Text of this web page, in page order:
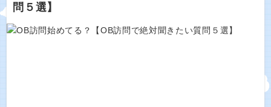
問５選】